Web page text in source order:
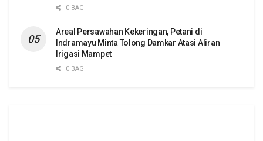
0 BAGI
Areal Persawahan Kekeringan, Petani di
Indramayu Minta Tolong Damkar Atasi Aliran
Irigasi Mampet
0 BAGI